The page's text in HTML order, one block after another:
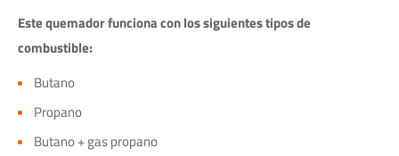
Este quemador funciona con los siguientes tipos de
combustible:
Butano
Propano
Butano + gas propano